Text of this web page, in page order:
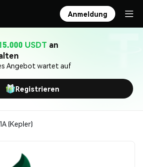
Anmeldung
USDT an
Angebot wartet auf
Registrieren
(Kepler)